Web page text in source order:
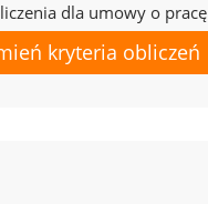
dla umowy o pracę
kryteria obliczeń